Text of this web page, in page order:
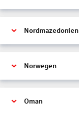
Nordmazedonien
Norwegen
Oman